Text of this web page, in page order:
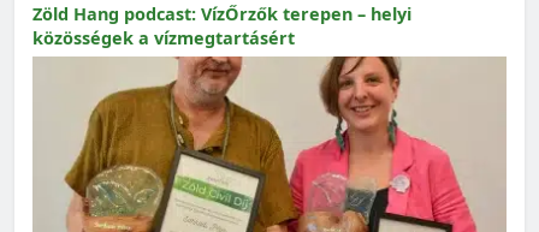
Zöld Hang podcast: VízŐrzők terepen – helyi
közösségek a vízmegtartásért